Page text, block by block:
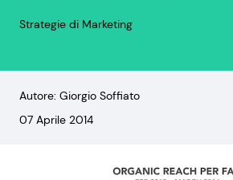
Strategie di Marketing
Autore: Giorgio Soffiato
07 Aprile 2014